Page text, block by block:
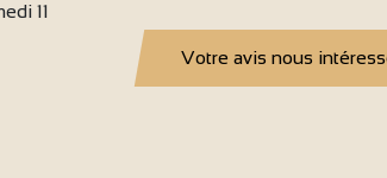
11
Votre avis nous